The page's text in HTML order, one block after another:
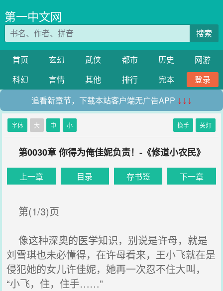
第一中文网
搜索
首页 玄幻 武侠 都市 历史
网游
科幻
言情 其他 排行 完本
登录
追看新章节，下载本站客户端无广告APP ↓↓↓
字体 大 中 小 换手 关灯
第0030章 你得为俺佳妮负责！-《修道小农民》
上一章 目录 存书签 下一章
第(1/3)页
像这种深奥的医学知识，别说是许母，就是
刘雪琪也未必懂得，在许母看来，王小飞就在是
侵犯她的女儿许佳妮，她再一次忍不住大叫，
“小飞，住，住手……”